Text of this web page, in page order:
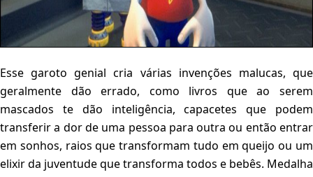
Esse garoto genial cria várias invenções malucas, que
geralmente dão errado, como livros que ao serem
mascados te dão inteligência, capacetes que podem
transferir a dor de uma pessoa para outra ou então entrar
em sonhos, raios que transformam tudo em queijo ou um
elixir da juventude que transforma todos e bebês. Medalha